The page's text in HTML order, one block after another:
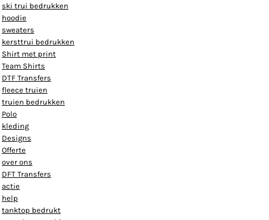
ski trui bedrukken
hoodie
sweaters
kersttrui bedrukken
Shirt met print
Team Shirts
DTF Transfers
fleece truien
truien bedrukken
Polo
kleding
Designs
Offerte
over ons
DFT Transfers
actie
help
tanktop bedrukt